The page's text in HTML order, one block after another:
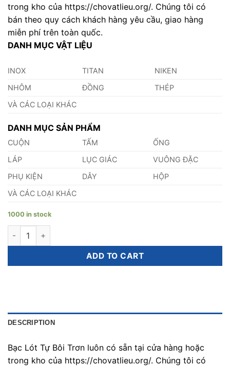
trong kho của https://chovatlieu.org/. Chúng tôi có
bán theo quy cách khách hàng yêu cầu, giao hàng
miễn phí trên toàn quốc.
DANH MỤC VẬT LIỆU
INOX TITAN
NIKEN
NHÔM
ĐỒNG
THÉP
VÀ CÁC LOẠI KHÁC
DANH MỤC SẢN PHẨM
CUỘN TẤM
ỐNG
LÁP
LỤC GIÁC
VUÔNG ĐẶC
PHỤ KIỆN
DÂY
HỘP
VÀ CÁC LOẠI KHÁC
1000 in stock
Bạc Lót Tự Bôi Trơn quantity
ADD TO CART
DESCRIPTION
Bạc Lót Tự Bôi Trơn luôn có sẵn tại cửa hàng hoặc
trong kho của https://chovatlieu.org/. Chúng tôi có